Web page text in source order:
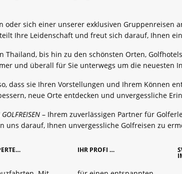
sich einer unserer exklusiven Gruppenreisen
Ihre Leidenschaft und freut sich darauf, Ihnen
bis hin zu den schönsten Orten,
und überall für Sie unterwegs um die neuesten
dass sie Ihren Vorstellungen und Ihrem Können
neue Orte entdecken und unvergessliche
– Ihrem zuverlässigen Partner für
darauf, Ihnen unvergessliche Golfreisen zu
IHR PROFI …